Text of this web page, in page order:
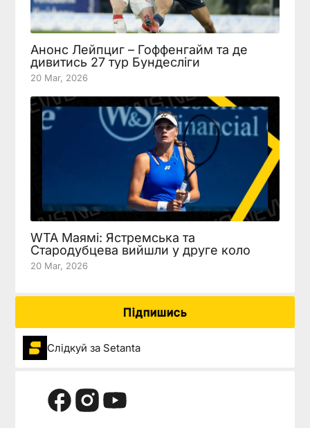
Анонс Лейпциг – Гоффенгайм та де
дивитись 27 тур Бундесліги
20 Mar, 2026
WTA Маямі: Ястремська та
Стародубцева вийшли у друге коло
20 Mar, 2026
Підпишись
Слідкуй за Setanta